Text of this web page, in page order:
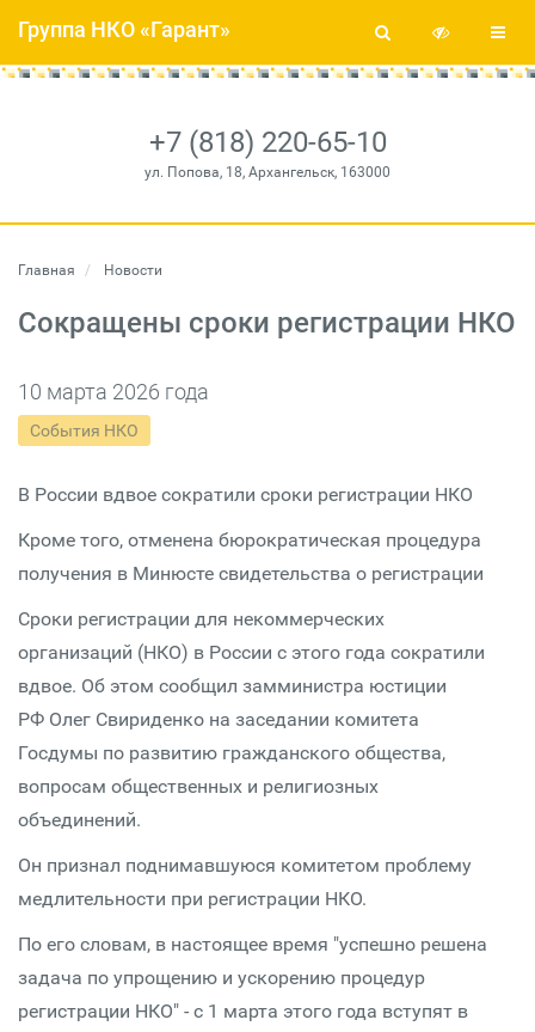
+7 (818) 220-65-10
ул. Попова, 18, Архангельск, 163000
Группа НКО «Гарант»
Главная Новости
Сокращены сроки регистрации НКО
10 марта 2026 года
События НКО
В России вдвое сократили сроки регистрации НКО
Кроме того, отменена бюрократическая процедура
получения в Минюсте свидетельства о регистрации
Сроки регистрации для некоммерческих
организаций (НКО) в России с этого года сократили
вдвое. Об этом сообщил замминистра юстиции
РФ Олег Свириденко на заседании комитета
Госдумы по развитию гражданского общества,
вопросам общественных и религиозных
объединений.
Он признал поднимавшуюся комитетом проблему
медлительности при регистрации НКО.
По его словам, в настоящее время "успешно решена
задача по упрощению и ускорению процедур
регистрации НКО" - с 1 марта этого года вступят в